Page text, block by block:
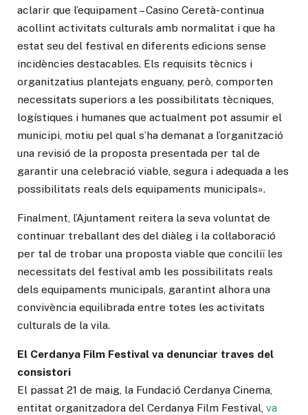
aclarir que l’equipament – Casino Ceretà- continua
acollint activitats culturals amb normalitat i que ha
estat seu del festival en diferents edicions sense
incidències destacables. Els requisits tècnics i
organitzatius plantejats enguany, però, comporten
necessitats superiors a les possibilitats tècniques,
logístiques i humanes que actualment pot assumir el
municipi, motiu pel qual s’ha demanat a l’organització
una revisió de la proposta presentada per tal de
garantir una celebració viable, segura i adequada a les
possibilitats reals dels equipaments municipals».
Finalment, l’Ajuntament reitera la seva voluntat de
continuar treballant des del diàleg i la col·laboració
per tal de trobar una proposta viable que conciliï les
necessitats del festival amb les possibilitats reals
dels equipaments municipals, garantint alhora una
convivència equilibrada entre totes les activitats
culturals de la vila.
El Cerdanya Film Festival va denunciar traves del
consistori
El passat 21 de maig, la Fundació Cerdanya Cinema,
entitat organitzadora del Cerdanya Film Festival, va